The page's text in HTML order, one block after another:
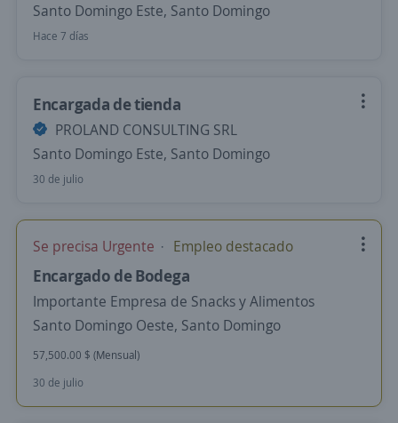
Santo Domingo Este, Santo Domingo
Hace 7 días
Encargada de tienda
PROLAND CONSULTING SRL
Santo Domingo Este, Santo Domingo
30 de julio
Se precisa Urgente Empleo destacado
Encargado de Bodega
Importante Empresa de Snacks y Alimentos
Santo Domingo Oeste, Santo Domingo
57,500.00 $ (Mensual)
30 de julio